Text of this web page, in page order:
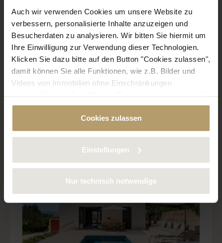
Auch wir verwenden Cookies um unsere Website zu
verbessern, personalisierte Inhalte anzuzeigen und
Besucherdaten zu analysieren. Wir bitten Sie hiermit um
Ihre Einwilligung zur Verwendung dieser Technologien.
Klicken Sie dazu bitte auf den Button "Cookies zulassen",
damit können Sie alle Funktionen, wie z.B. Bilder und
Videos von Immobilien ohne Einschränkungen
bestimmte Cookies und Technologien gezielt
deaktivieren. Weitere Informationen über die von uns
verwendeten Cookies finden Sie in unserer
Cookies zulassen
Einstellungen
Nur technisch notwendige
Region: Cala Figuera
Preis: 1.290.000 €
Ruhe und grenzenloser Blick: Drei
Gebäude auf einer Hügelkuppe bei